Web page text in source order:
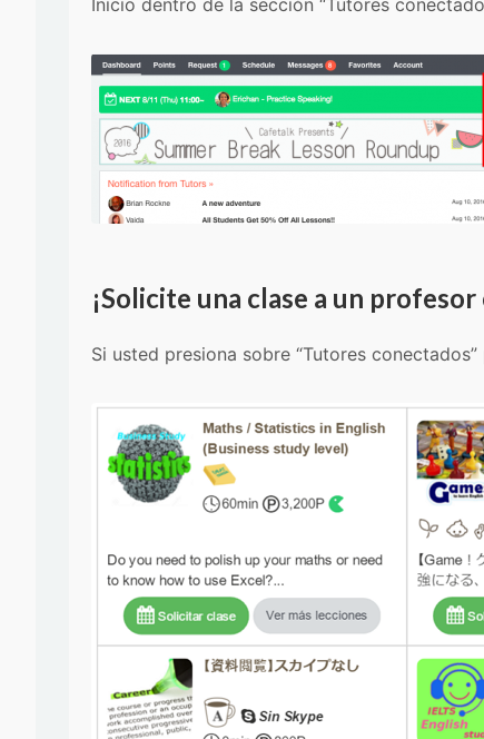
Inicio dentro de la sección “Tutores
¡Solicite una clase a un
Si usted presiona sobre “Tutores